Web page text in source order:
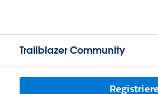
Trailblazer Community